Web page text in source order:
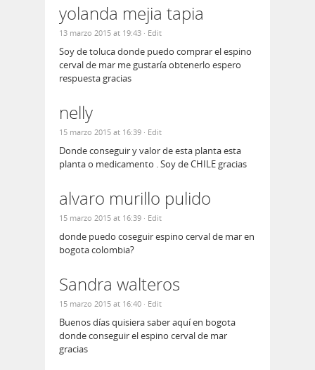
yolanda mejia tapia
13 marzo 2015 at 19:43 · Edit
Soy de toluca donde puedo comprar el espino
cerval de mar me gustaría obtenerlo espero
respuesta gracias
nelly
15 marzo 2015 at 16:39 · Edit
Donde conseguir y valor de esta planta esta
planta o medicamento . Soy de CHILE gracias
alvaro murillo pulido
15 marzo 2015 at 16:39 · Edit
donde puedo coseguir espino cerval de mar en
bogota colombia?
Sandra walteros
15 marzo 2015 at 16:40 · Edit
Buenos días quisiera saber aquí en bogota
donde conseguir el espino cerval de mar
gracias